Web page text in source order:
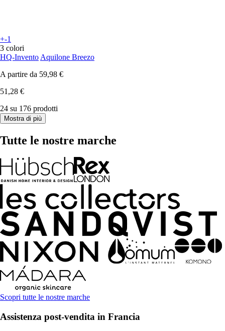
+-1
3 colori
HQ-Invento Aquilone Breezo
A partire da 59,98 €
51,28 €
24 su 176 prodotti
Mostra di più
Tutte le nostre marche
Scopri tutte le nostre marche
Assistenza post-vendita in Francia